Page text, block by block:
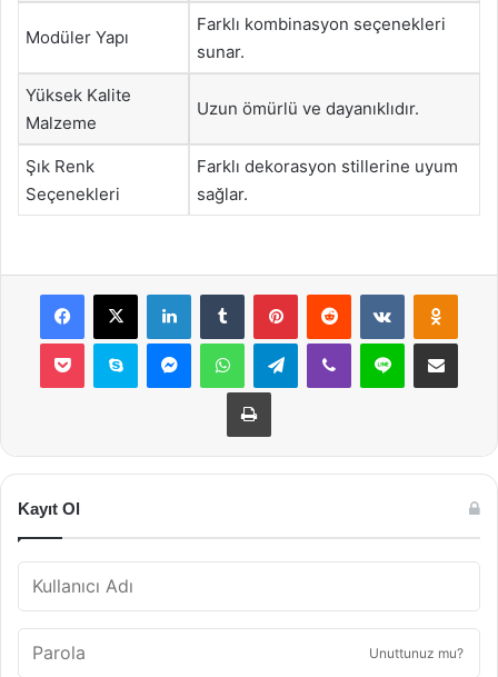
Modüler Yapı
Farklı kombinasyon seçenekleri
sunar.
Yüksek Kalite
Malzeme
Uzun ömürlü ve dayanıklıdır.
Şık Renk
Seçenekleri
Farklı dekorasyon stillerine uyum
sağlar.
Facebook
X LinkedInTumblr PinterestReddit VKontakte
Pocket Skype MessengerWhatsAppTelegramViber Line E-Posta ile
Yazdır
Kayıt Ol
Unuttunuz mu?